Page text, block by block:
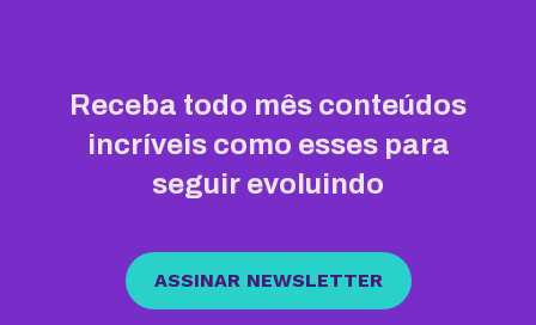
Receba todo mês conteúdos
incríveis como esses para
seguir evoluindo
ASSINAR NEWSLETTER